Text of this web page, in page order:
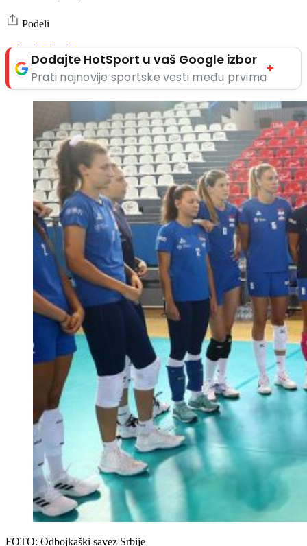
Podeli
Dodajte HotSport u vaš Google izbor
Prati najnovije sportske vesti među prvima
+
FOTO: Odbojkaški savez Srbije